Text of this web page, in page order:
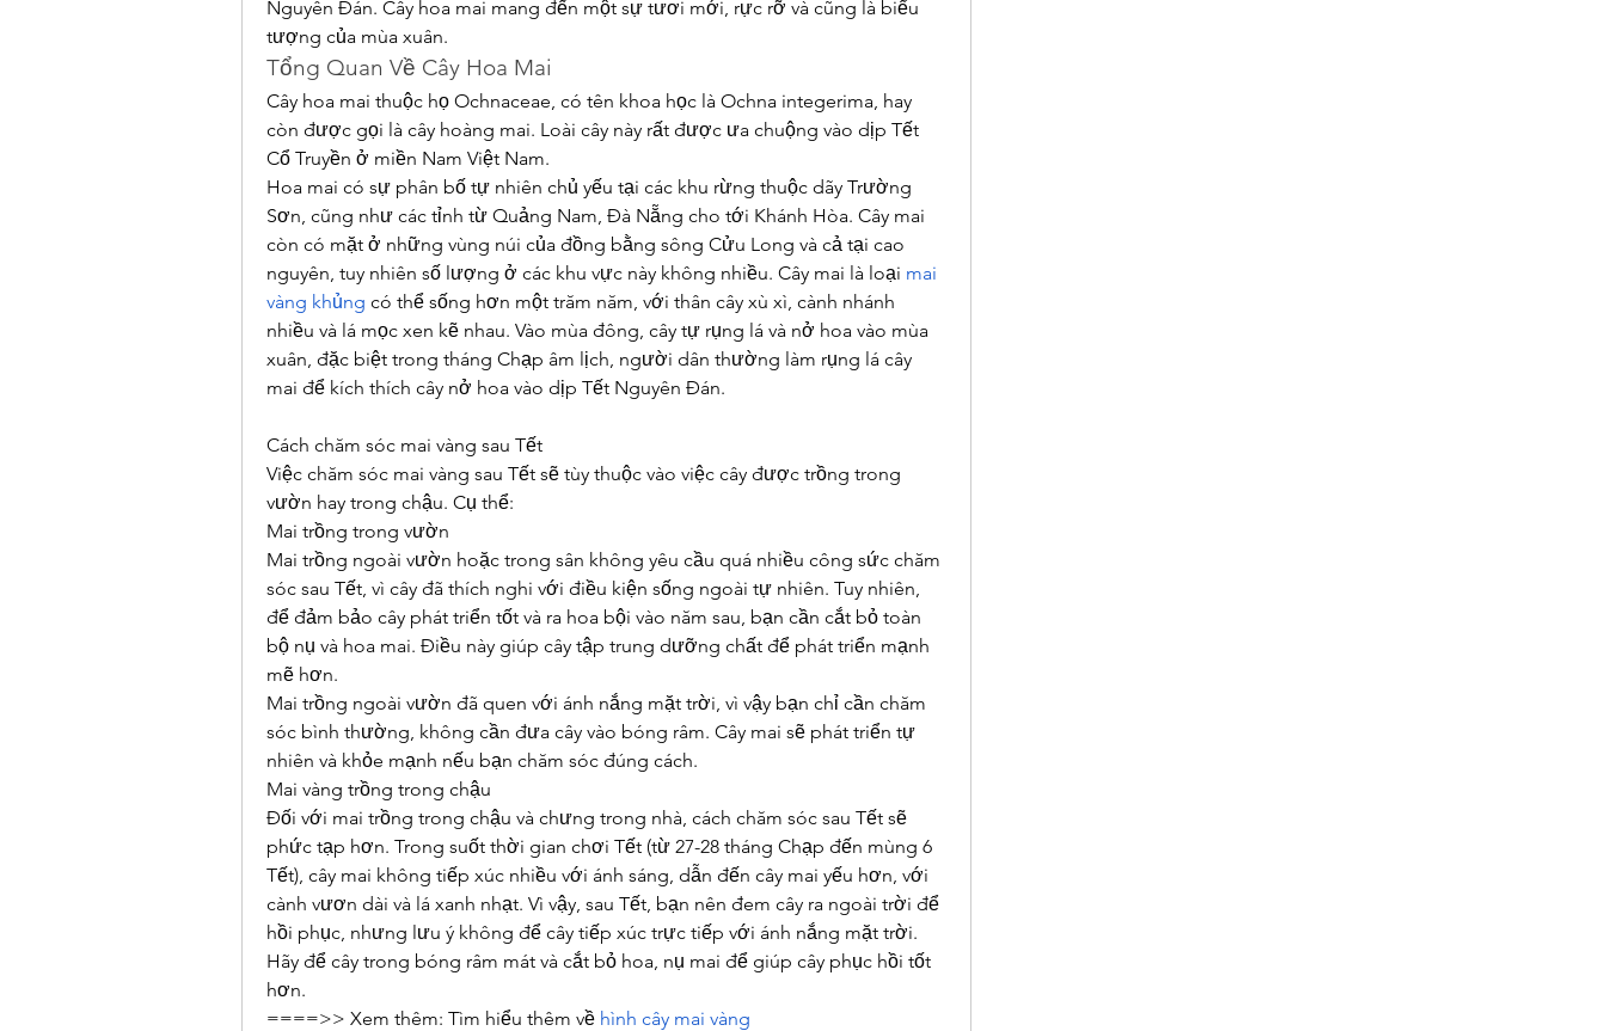
Nguyên Đán. Cây hoa mai mang đến một sự tươi mới, rực rỡ và cũng là biểu
tượng của mùa xuân.
Tổng Quan Về Cây Hoa Mai
Cây hoa mai thuộc họ Ochnaceae, có tên khoa học là Ochna integerima, hay
còn được gọi là cây hoàng mai. Loài cây này rất được ưa chuộng vào dịp Tết
Cổ Truyền ở miền Nam Việt Nam.
Hoa mai có sự phân bố tự nhiên chủ yếu tại các khu rừng thuộc dãy Trường
Sơn, cũng như các tỉnh từ Quảng Nam, Đà Nẵng cho tới Khánh Hòa. Cây mai
còn có mặt ở những vùng núi của đồng bằng sông Cửu Long và cả tại cao
nguyên, tuy nhiên số lượng ở các khu vực này không nhiều. Cây mai là loại mai
vàng khủng có thể sống hơn một trăm năm, với thân cây xù xì, cành nhánh
nhiều và lá mọc xen kẽ nhau. Vào mùa đông, cây tự rụng lá và nở hoa vào mùa
xuân, đặc biệt trong tháng Chạp âm lịch, người dân thường làm rụng lá cây
mai để kích thích cây nở hoa vào dịp Tết Nguyên Đán.
Cách chăm sóc mai vàng sau Tết
Việc chăm sóc mai vàng sau Tết sẽ tùy thuộc vào việc cây được trồng trong
vườn hay trong chậu. Cụ thể:
Mai trồng trong vườn
Mai trồng ngoài vườn hoặc trong sân không yêu cầu quá nhiều công sức chăm
sóc sau Tết, vì cây đã thích nghi với điều kiện sống ngoài tự nhiên. Tuy nhiên,
để đảm bảo cây phát triển tốt và ra hoa bội vào năm sau, bạn cần cắt bỏ toàn
bộ nụ và hoa mai. Điều này giúp cây tập trung dưỡng chất để phát triển mạnh
mẽ hơn.
Mai trồng ngoài vườn đã quen với ánh nắng mặt trời, vì vậy bạn chỉ cần chăm
sóc bình thường, không cần đưa cây vào bóng râm. Cây mai sẽ phát triển tự
nhiên và khỏe mạnh nếu bạn chăm sóc đúng cách.
Mai vàng trồng trong chậu
Đối với mai trồng trong chậu và chưng trong nhà, cách chăm sóc sau Tết sẽ
phức tạp hơn. Trong suốt thời gian chơi Tết (từ 27-28 tháng Chạp đến mùng 6
Tết), cây mai không tiếp xúc nhiều với ánh sáng, dẫn đến cây mai yếu hơn, với
cành vươn dài và lá xanh nhạt. Vì vậy, sau Tết, bạn nên đem cây ra ngoài trời để
hồi phục, nhưng lưu ý không để cây tiếp xúc trực tiếp với ánh nắng mặt trời.
Hãy để cây trong bóng râm mát và cắt bỏ hoa, nụ mai để giúp cây phục hồi tốt
hơn.
====>> Xem thêm: Tìm hiểu thêm về hình cây mai vàng